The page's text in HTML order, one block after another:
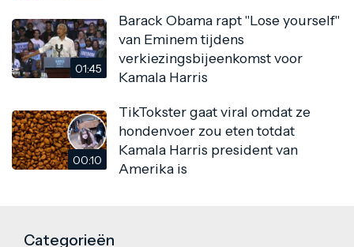
01:45
Barack Obama rapt "Lose yourself"
van Eminem tijdens
verkiezingsbijeenkomst voor
Kamala Harris
00:10
TikTokster gaat viral omdat ze
hondenvoer zou eten totdat
Kamala Harris president van
Amerika is
Categorieën